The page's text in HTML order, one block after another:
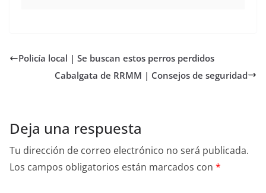
Policía local | Se buscan estos perros perdidos
Cabalgata de RRMM | Consejos de seguridad
Deja una respuesta
Tu dirección de correo electrónico no será publicada.
Los campos obligatorios están marcados con *